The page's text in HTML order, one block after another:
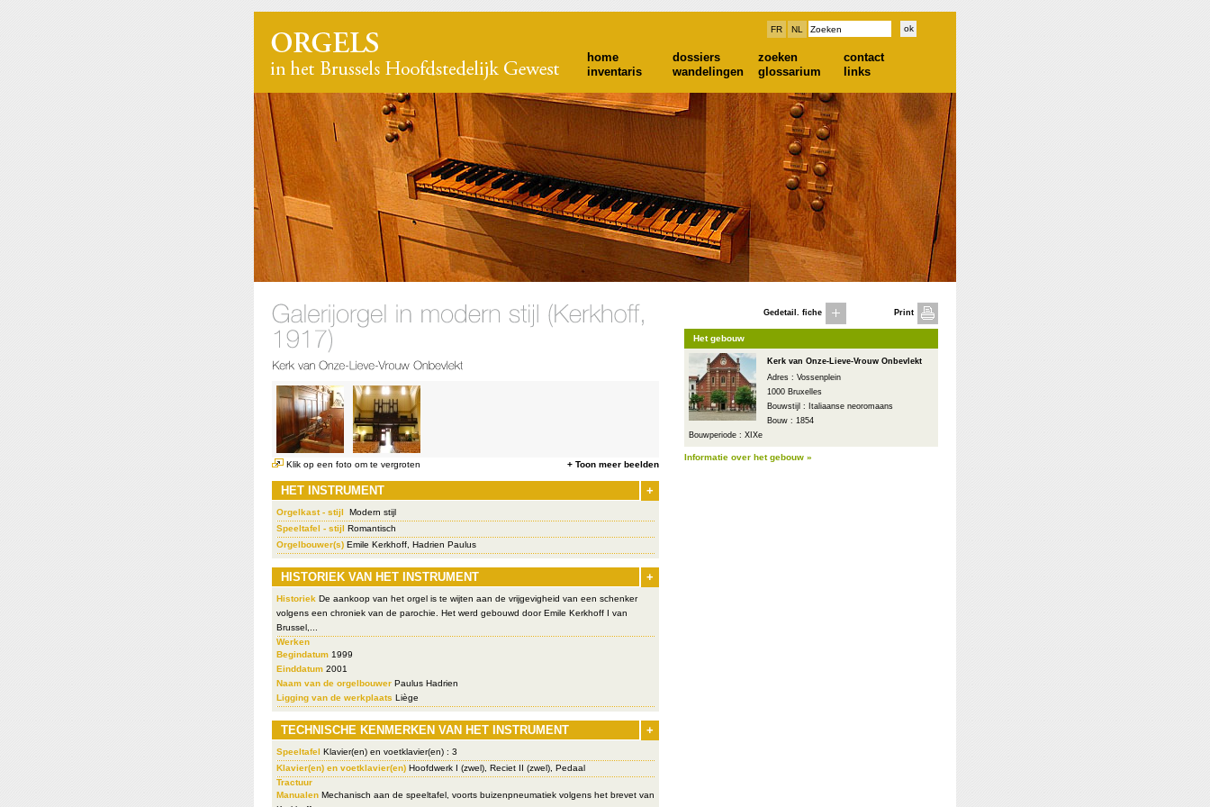
FR NL
home dossiers zoeken
contact
inventaris
wandelingen glossarium links
Klik op een foto om te vergroten + Toon meer beelden
+
HET INSTRUMENT
Orgelkast - stijl
Modern stijl
Speeltafel - stijl Romantisch
Orgelbouwer(s) Emile Kerkhoff, Hadrien Paulus
+
HISTORIEK VAN HET INSTRUMENT
Historiek De aankoop van het orgel is te wijten aan de vrijgevigheid van een schenker
volgens een chroniek van de parochie. Het werd gebouwd door Emile Kerkhoff I van
Brussel,...
Werken
Begindatum 1999
Einddatum 2001
Naam van de orgelbouwer Paulus Hadrien
Ligging van de werkplaats Liège
+
TECHNISCHE KENMERKEN VAN HET INSTRUMENT
Speeltafel Klavier(en) en voetklavier(en) : 3
Klavier(en) en voetklavier(en) Hoofdwerk I (zwel), Reciet II (zwel), Pedaal
Tractuur
Manualen Mechanisch aan de speeltafel, voorts buizenpneumatiek volgens het brevet van
Gedetail. fiche Print
Het gebouw
Kerk van Onze-Lieve-Vrouw Onbevlekt
Adres : Vossenplein
1000 Bruxelles
Bouwstijl : Italiaanse neoromaans
Bouw : 1854
Bouwperiode : XIXe
Informatie over het gebouw »